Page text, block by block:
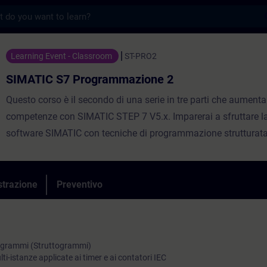
Programmazione 2 - Formazione -
Learning Event - Classroom ST-PRO2
SIMATIC S7 Programmazione 2
Questo corso è il secondo di una serie in tre parti che
competenze con SIMATIC STEP 7 V5.x. Imparerai a sfruttare
software SIMATIC con tecniche di programmazione
300/400, oltre al collegamento e alle funzionalità di un
azionamenti SINAMICS. Parte centrale del corso riguarda la
Preventivo
(Struttogrammi)
istanze applicate ai timer e ai contatori IEC